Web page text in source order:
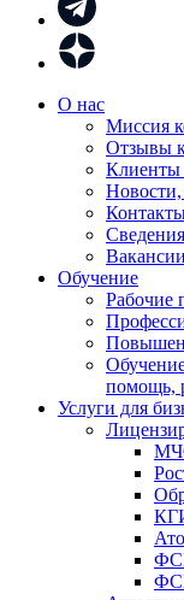
О нас
Миссия
Отзывы
Клиенты
Новости,
Вакансии
Обучение
Рабочие
помощь,
Услуги для